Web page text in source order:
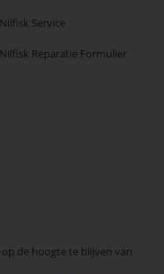
Nilfisk Service
Nilfisk Reparatie Formulier
de hoogte te blijven van